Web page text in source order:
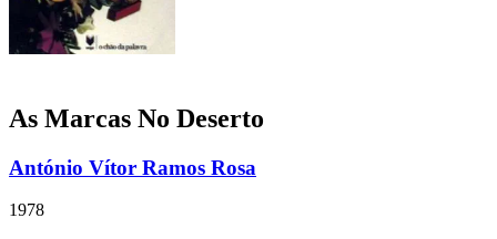
As Marcas No Deserto
António Vítor Ramos Rosa
1978